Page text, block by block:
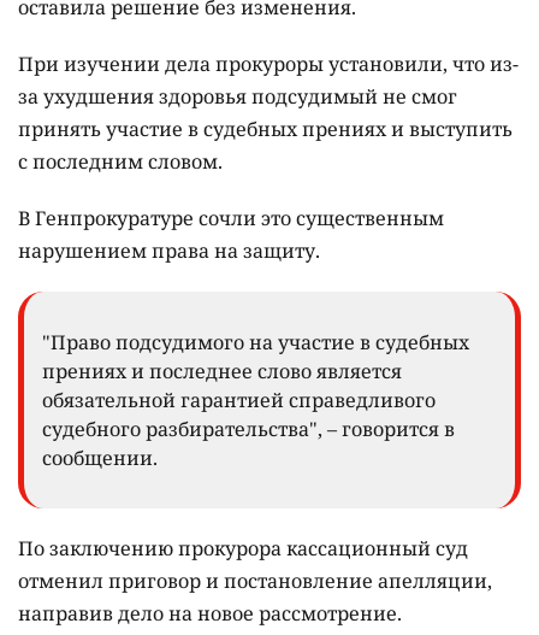
оставила решение без изменения.
При изучении дела прокуроры установили, что из-
за ухудшения здоровья подсудимый не смог
принять участие в судебных прениях и выступить
с последним словом.
В Генпрокуратуре сочли это существенным
нарушением права на защиту.
"Право подсудимого на участие в судебных
прениях и последнее слово является
обязательной гарантией справедливого
судебного разбирательства", – говорится в
сообщении.
По заключению прокурора кассационный суд
отменил приговор и постановление апелляции,
направив дело на новое рассмотрение.